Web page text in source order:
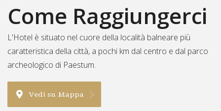
Come Raggiungerci
L'Hotel è situato nel cuore della località balneare più
caratteristica della città, a pochi km dal centro e dal parco
archeologico di Paestum.
Vedi su Mappa